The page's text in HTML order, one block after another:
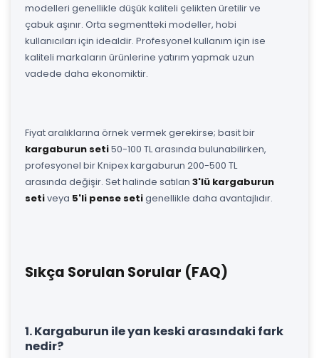
modelleri genellikle düşük kaliteli çelikten üretilir ve
çabuk aşınır. Orta segmentteki modeller, hobi
kullanıcıları için idealdir. Profesyonel kullanım için ise
kaliteli markaların ürünlerine yatırım yapmak uzun
vadede daha ekonomiktir.
Fiyat aralıklarına örnek vermek gerekirse; basit bir
kargaburun seti50-100 TL arasında bulunabilirken,
profesyonel bir Knipex kargaburun 200-500 TL
arasında değişir. Set halinde satılan 3'lü kargaburun
setiveya 5'li pense setigenellikle daha avantajlıdır.
Sıkça Sorulan Sorular (FAQ)
1. Kargaburun ile yan keski arasındaki fark
nedir?